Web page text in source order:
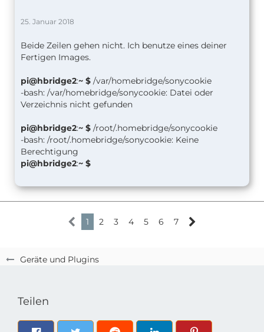
Geräte und Plugins
25. Januar 2018
Beide Zeilen gehen nicht. Ich benutze eines deiner
Fertigen Images.
pi@hbridge2:~ $ /var/homebridge/sonycookie
-bash: /var/homebridge/sonycookie: Datei oder
Verzeichnis nicht gefunden
pi@hbridge2:~ $ /root/.homebridge/sonycookie
-bash: /root/.homebridge/sonycookie: Keine
Berechtigung
pi@hbridge2:~ $
1 2 3 4 5 6 7
Teilen